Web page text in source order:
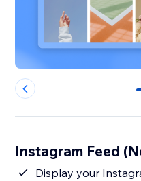
0
Instagram Feed
Display your